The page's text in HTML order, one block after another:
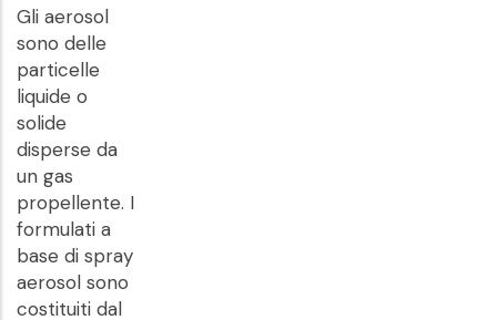
Gli aerosol
sono delle
particelle
liquide o
solide
disperse da
un gas
propellente. I
formulati a
base di spray
aerosol sono
costituiti dal